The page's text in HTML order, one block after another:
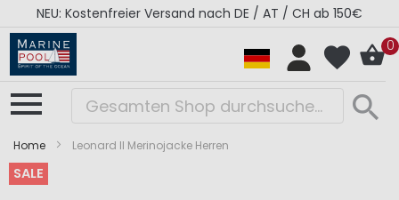
NEU: Kostenfreier Versand nach DE / AT / CH ab 150€
0
Home Leonard II Merinojacke Herren
SALE
Zum
Zum